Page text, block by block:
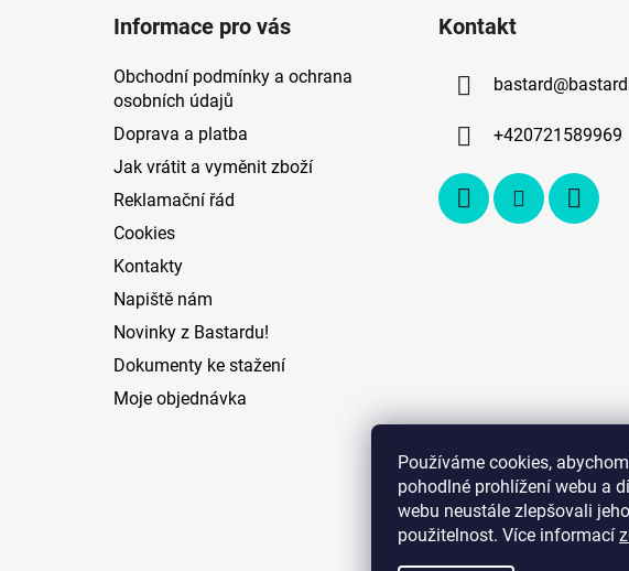
Používáme cookies,
pohodlné prohlížení webu a
webu neustále zlepšovali
použitelnost. Více informací
Informace pro vás
Obchodní podmínky a ochrana
osobních údajů
Doprava a platba
Jak vrátit a vyměnit zboží
Reklamační řád
Cookies
Kontakty
Napiště nám
Novinky z Bastardu!
Dokumenty ke stažení
Moje objednávka
Kontakt
bastard@
+420721589969